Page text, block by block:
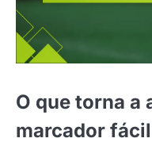
O que torna a
marcador